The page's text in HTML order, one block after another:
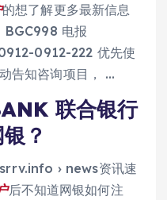
的想了解更多最新信息
BGC998 电报
0912-222 优先使
告知咨询项目， …
联合银行
？
› news资讯速
后不知道网银如何注